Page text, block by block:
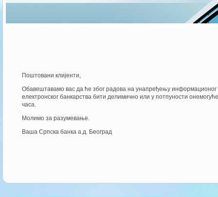
Поштовани клијенти,
Обавештавамо вас да ће због радова на унапређењу информационог
електронског банкарства бити делимично или у потпуности
часа.
Молимо за разумевање.
Ваша Српска банка а.д. Београд